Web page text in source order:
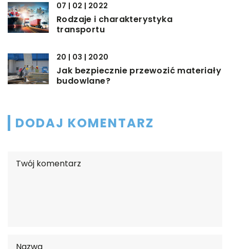
07 | 02 | 2022
Rodzaje i charakterystyka
transportu
20 | 03 | 2020
Jak bezpiecznie przewozić materiały
budowlane?
DODAJ KOMENTARZ